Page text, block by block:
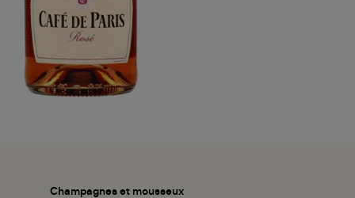
Champagnes et mousseux